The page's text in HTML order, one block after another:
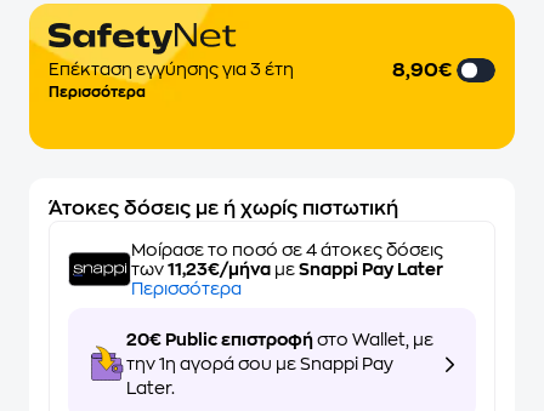
Επέκταση εγγύησης για 3 έτη
Περισσότερα
8,90€
Άτοκες δόσεις με ή χωρίς πιστωτική
Μοίρασε το ποσό σε 4 άτοκες δόσεις
των 11,23€/μήνα με Snappi Pay Later
Περισσότερα
20€ Public επιστροφή στο Wallet, με
την 1η αγορά σου με Snappi Pay
Later.